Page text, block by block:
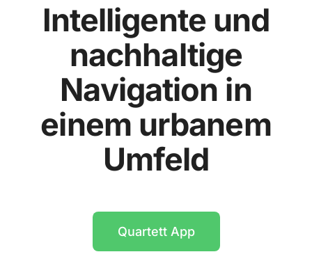
Intelligente und
nachhaltige
Navigation in
einem urbanem
Umfeld
Quartett App